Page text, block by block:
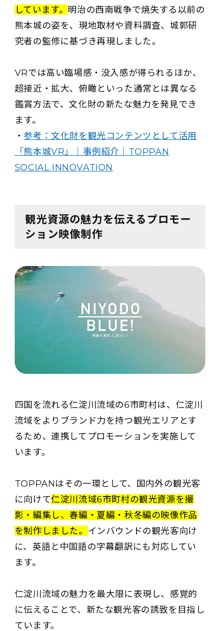
しています。 明治の西南戦争で焼失する以前の
熊本城の姿を、現地取材や資料調査、城郭研
究者の監修に基づき再現しました。
VRでは高い臨場感・没入感が得られるほか、
超接近・拡大、俯瞰といった通常とは異なる
鑑賞方法で、文化財の新たな魅力を発見でき
ます。
・参考：文化財を観光コンテンツとして活用
「熊本城VR」｜事例紹介｜TOPPAN
SOCIAL INNOVATION
観光資源の魅力を伝えるプロモー
ション映像制作
四国を流れる仁淀川流域の6市町村は、仁淀川
流域をよりブランド力を持つ観光エリアとす
るため、連携してプロモーションを実施して
います。
TOPPANはその一環として、国内外の観光客
に向けて仁淀川流域6市町村の観光資源を撮
影・編集し、春編・夏編・秋冬編の映像作品
を制作しました。 インバウンドの観光客向け
に、英語と中国語の字幕翻訳にも対応してい
ます。
仁淀川流域の魅力を最大限に表現し、感覚的
に伝えることで、新たな観光客の誘致を目指し
ています。